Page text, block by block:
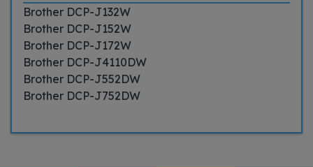
Brother DCP-J132W
Brother DCP-J152W
Brother DCP-J172W
Brother DCP-J4110DW
Brother DCP-J552DW
Brother DCP-J752DW